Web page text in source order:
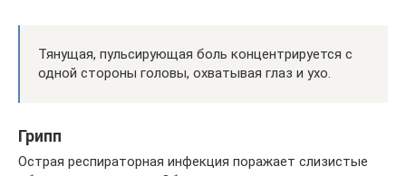
Тянущая, пульсирующая боль концентрируется с
одной стороны головы, охватывая глаз и ухо.
Грипп
Острая респираторная инфекция поражает слизистые